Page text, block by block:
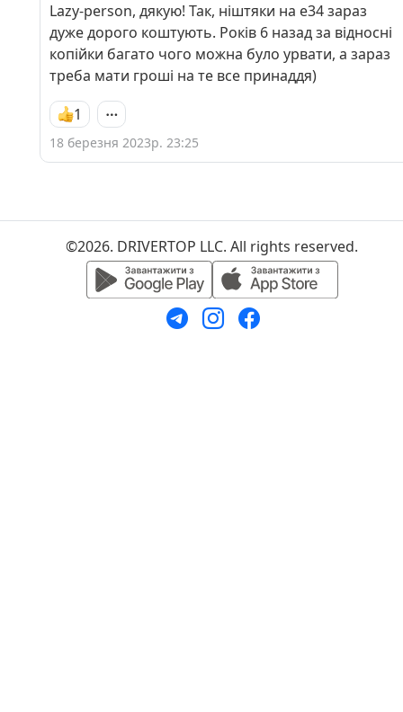
Lazy-person, дякую! Так, ніштяки на е34 зараз
дуже дорого коштують. Років 6 назад за відносні
копійки багато чого можна було урвати, а зараз
треба мати гроші на те все принаддя)
1
18 березня 2023р. 23:25
©2026. DRIVERTOP LLC. All rights reserved.